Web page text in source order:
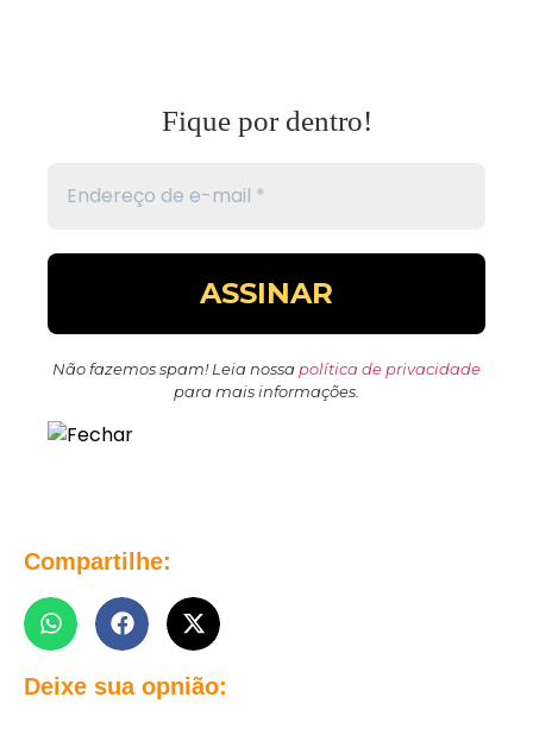
Fique por dentro!
Não fazemos spam! Leia nossapolítica de privacidade
para mais informações.
Compartilhe:
Deixe sua opnião: